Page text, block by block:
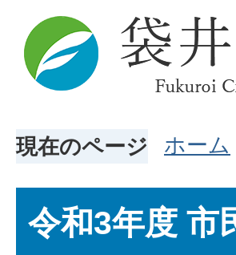
現在のページ ホーム
令和3年度 市